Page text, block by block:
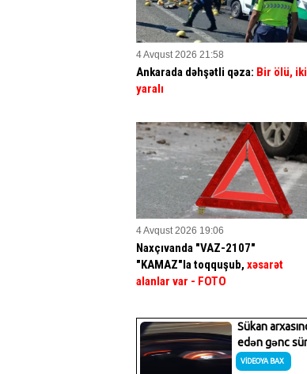
4 Avqust 2026 21:58
Ankarada dəhşətli qəza: Bir ölü, iki
yaralı
4 Avqust 2026 19:06
Naxçıvanda "VAZ-2107"
"KAMAZ"la toqquşub, xəsarət
alanlar var - FOTO